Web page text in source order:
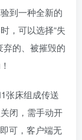
到一种全新的
，可以选择“失
弃的、被摧毁的
张床组成传送
闭，需手动开
可，客户端无